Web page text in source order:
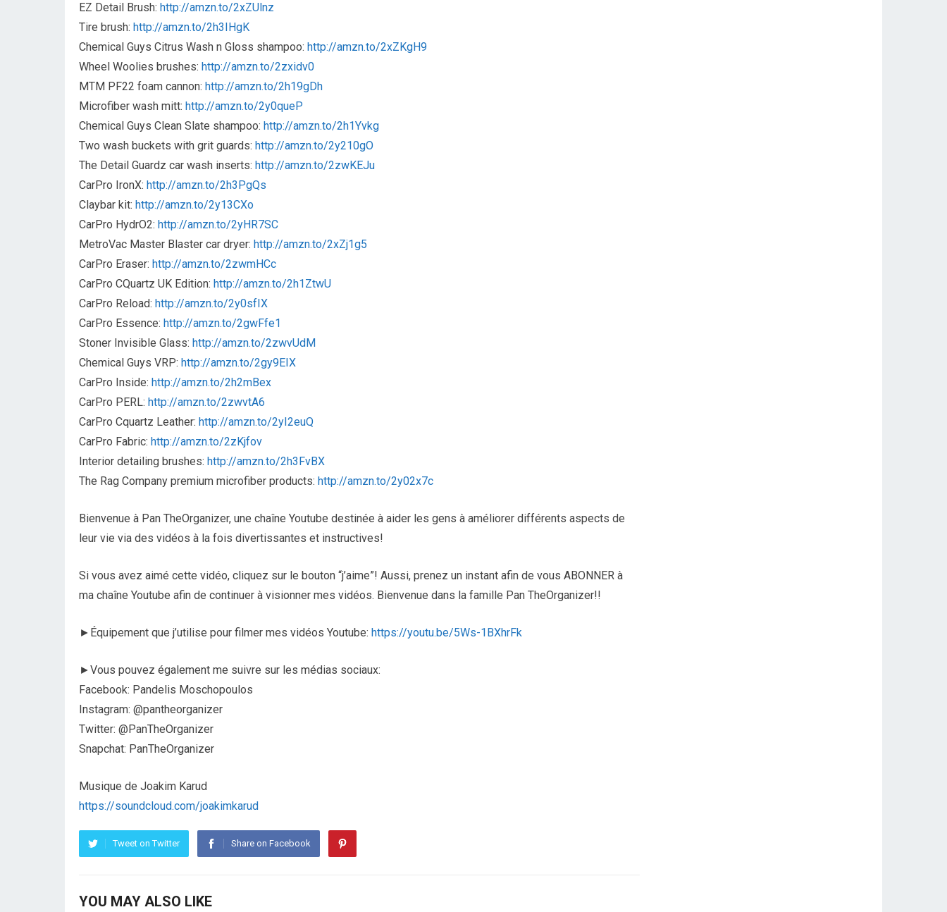
EZ Detail Brush: http://amzn.to/2xZUlnz
Tire brush: http://amzn.to/2h3IHgK
Chemical Guys Citrus Wash n Gloss shampoo: http://amzn.to/2xZKgH9
Wheel Woolies brushes: http://amzn.to/2zxidv0
MTM PF22 foam cannon: http://amzn.to/2h19gDh
Microfiber wash mitt: http://amzn.to/2y0queP
Chemical Guys Clean Slate shampoo: http://amzn.to/2h1Yvkg
Two wash buckets with grit guards: http://amzn.to/2y210gO
The Detail Guardz car wash inserts: http://amzn.to/2zwKEJu
CarPro IronX: http://amzn.to/2h3PgQs
Claybar kit: http://amzn.to/2y13CXo
CarPro HydrO2: http://amzn.to/2yHR7SC
MetroVac Master Blaster car dryer: http://amzn.to/2xZj1g5
CarPro Eraser: http://amzn.to/2zwmHCc
CarPro CQuartz UK Edition: http://amzn.to/2h1ZtwU
CarPro Reload: http://amzn.to/2y0sfIX
CarPro Essence: http://amzn.to/2gwFfe1
Stoner Invisible Glass: http://amzn.to/2zwvUdM
Chemical Guys VRP: http://amzn.to/2gy9EIX
CarPro Inside: http://amzn.to/2h2mBex
CarPro PERL: http://amzn.to/2zwvtA6
CarPro Cquartz Leather: http://amzn.to/2yI2euQ
CarPro Fabric: http://amzn.to/2zKjfov
Interior detailing brushes: http://amzn.to/2h3FvBX
The Rag Company premium microfiber products: http://amzn.to/2y02x7c
Bienvenue à Pan TheOrganizer, une chaîne Youtube destinée à aider les gens à améliorer différents aspects de
leur vie via des vidéos à la fois divertissantes et instructives!
Si vous avez aimé cette vidéo, cliquez sur le bouton “j’aime”! Aussi, prenez un instant afin de vous ABONNER à
ma chaîne Youtube afin de continuer à visionner mes vidéos. Bienvenue dans la famille Pan TheOrganizer!!
►Équipement que j’utilise pour filmer mes vidéos Youtube: https://youtu.be/5Ws-1BXhrFk
►Vous pouvez également me suivre sur les médias sociaux:
Facebook: Pandelis Moschopoulos
Instagram: @pantheorganizer
Twitter: @PanTheOrganizer
Snapchat: PanTheOrganizer
Musique de Joakim Karud
https://soundcloud.com/joakimkarud
Tweet on Twitter Share on Facebook
YOU MAY ALSO LIKE